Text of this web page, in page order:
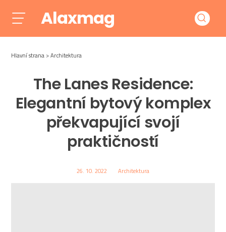
Alaxmag
Hlavní strana Architektura
The Lanes Residence:
Elegantní bytový komplex
překvapující svojí
praktičností
26. 10. 2022 Architektura